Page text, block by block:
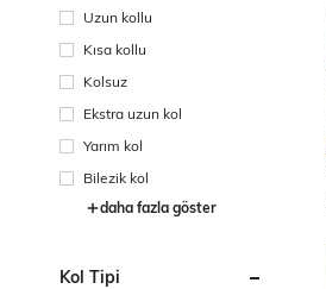
Uzun kollu
Kısa kollu
Kolsuz
Ekstra uzun kol
Yarım kol
Bilezik kol
daha fazla göster
Kol Tipi